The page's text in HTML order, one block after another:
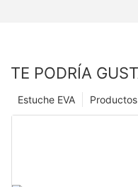
TE PODRÍA
Productos
Estuche EVA